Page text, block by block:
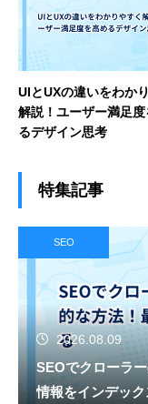
UIとUXの違いをわか
解説！ユーザー満足
るデザイン思考
特集記事
SEO
2026.08.09
SEOでクローラ
情報をインデック